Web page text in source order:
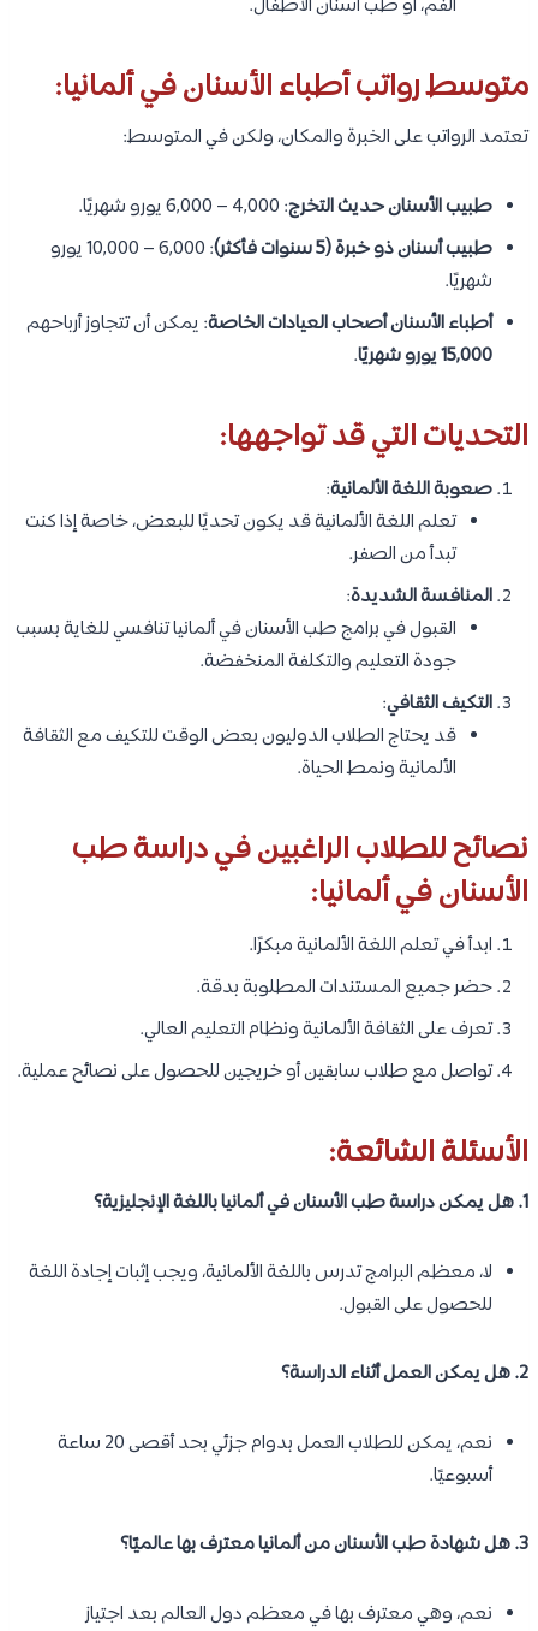
الفم، أو طب أسنان الأطفال.
متوسط رواتب أطباء الأسنان في ألمانيا:
تعتمد الرواتب على الخبرة والمكان، ولكن في المتوسط:
طبيب الأسنان حديث التخرج: 4,000 – 6,000 يورو شهريًا.
طبيب أسنان ذو خبرة (5 سنوات فأكثر)
: 6,000 – 10,000 يورو
شهريًا.
أطباء الأسنان أصحاب العيادات الخاصة: يمكن أن تتجاوز أرباحهم
15,000 يورو شهريًا
.
التحديات التي قد تواجهها:
صعوبة اللغة الألمانية:
تعلم اللغة الألمانية قد يكون تحديًا للبعض، خاصة إذا كنت
تبدأ من الصفر.
المنافسة الشديدة:
القبول في برامج طب الأسنان في ألمانيا تنافسي للغاية بسبب
جودة التعليم والتكلفة المنخفضة.
التكيف الثقافي:
قد يحتاج الطلاب الدوليون بعض الوقت للتكيف مع الثقافة
الألمانية ونمط الحياة.
نصائح للطلاب الراغبين في دراسة طب
الأسنان في ألمانيا:
ابدأ في تعلم اللغة الألمانية مبكرًا.
حضر جميع المستندات المطلوبة بدقة.
تعرف على الثقافة الألمانية ونظام التعليم العالي.
تواصل مع طلاب سابقين أو خريجين للحصول على نصائح عملية.
الأسئلة الشائعة:
1. هل يمكن دراسة طب الأسنان في ألمانيا باللغة الإنجليزية؟
لا، معظم البرامج تدرس باللغة الألمانية، ويجب إثبات إجادة اللغة
للحصول على القبول.
2. هل يمكن العمل أثناء الدراسة؟
نعم، يمكن للطلاب العمل بدوام جزئي بحد أقصى 20 ساعة
أسبوعيًا.
3. هل شهادة طب الأسنان من ألمانيا معترف بها عالميًا؟
نعم، وهي معترف بها في معظم دول العالم بعد اجتياز